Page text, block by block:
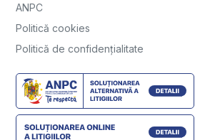
ANPC
Politică cookies
Politică de confidențialitate